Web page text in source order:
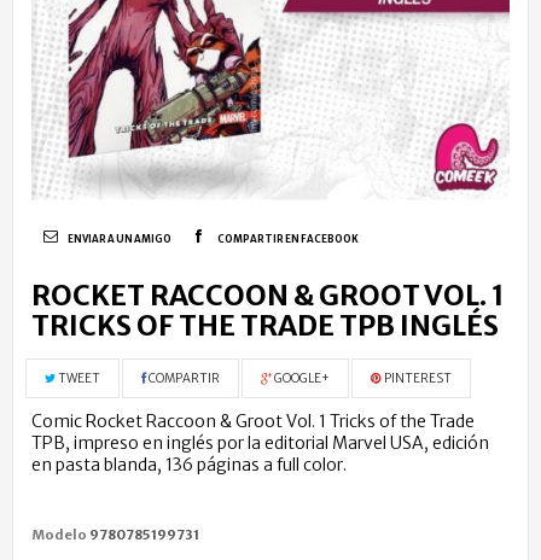
ENVIAR A UN AMIGO COMPARTIR EN FACEBOOK
ROCKET RACCOON & GROOT VOL. 1
TRICKS OF THE TRADE TPB INGLÉS
TWEET COMPARTIR GOOGLE+ PINTEREST
Comic Rocket Raccoon & Groot Vol. 1 Tricks of the Trade
TPB, impreso en inglés por la editorial Marvel USA, edición
en pasta blanda, 136 páginas a full color.
Modelo 9780785199731